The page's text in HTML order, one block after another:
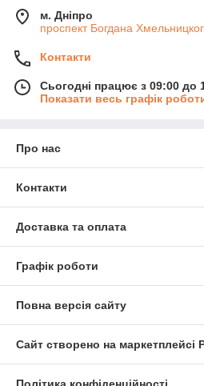
м. Дніпро
проспект Богдана
Контакти
Сьогодні працює з 09:00 до
Показати весь графік
Про нас
Контакти
Доставка та оплата
Графік роботи
Повна версія сайту
Сайт створено на маркетплейсі